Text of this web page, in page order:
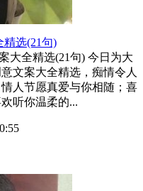
精选(21句)
大全精选(21句) 今日为大
文案大全精选，痴情令人
人节愿真爱与你相随；喜
听你温柔的...